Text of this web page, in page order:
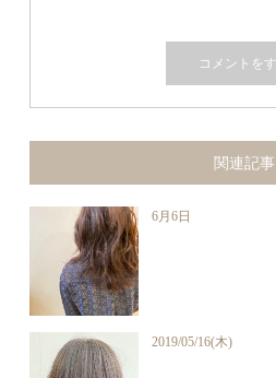
関連記事
6月6日
2019/05/16(木)